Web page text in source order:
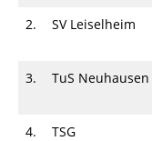
2. SV Leiselheim
3. TuS Neuhausen
4.
TSG